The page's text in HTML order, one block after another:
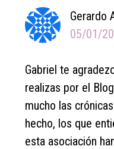
Gerardo
05/01/
Gabriel te
realizas por el
mucho las
hecho, los que
esta asociación